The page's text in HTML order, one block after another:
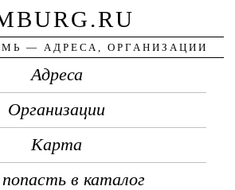
— АДРЕСА, ОРГАНИЗАЦИИ
Адреса
Организации
Карта
в каталог